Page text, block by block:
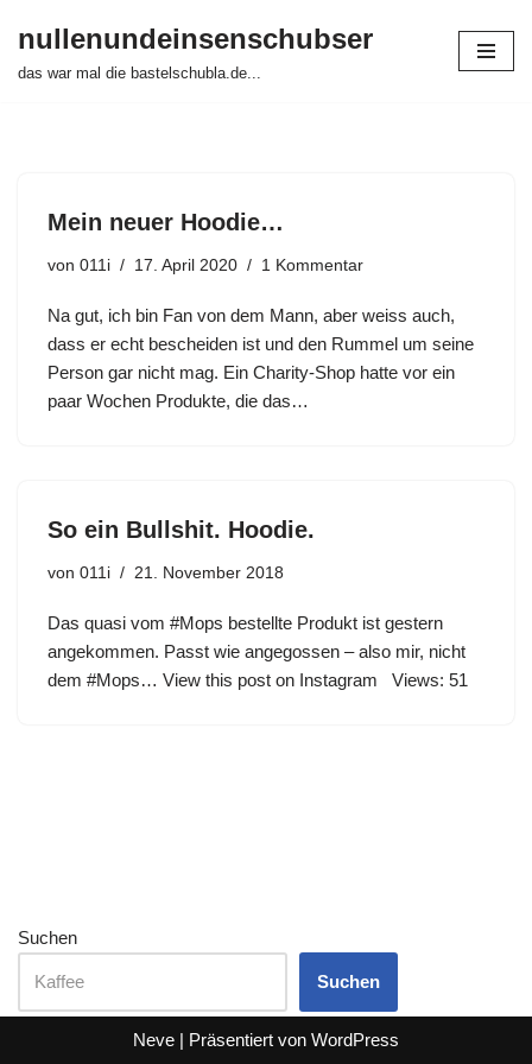
Zum
nullenundeinsenschubser
das war mal die bastelschubla.de...
Mein neuer Hoodie…
von 011i 17. April 2020 1 Kommentar
Na gut, ich bin Fan von dem Mann, aber weiss auch,
dass er echt bescheiden ist und den Rummel um seine
Person gar nicht mag. Ein Charity-Shop hatte vor ein
paar Wochen Produkte, die das…
So ein Bullshit. Hoodie.
von 011i 21. November 2018
Das quasi vom #Mops bestellte Produkt ist gestern
angekommen. Passt wie angegossen – also mir, nicht
dem #Mops… View this post on Instagram Views: 51
Suchen
Suchen
Neve | Präsentiert von WordPress